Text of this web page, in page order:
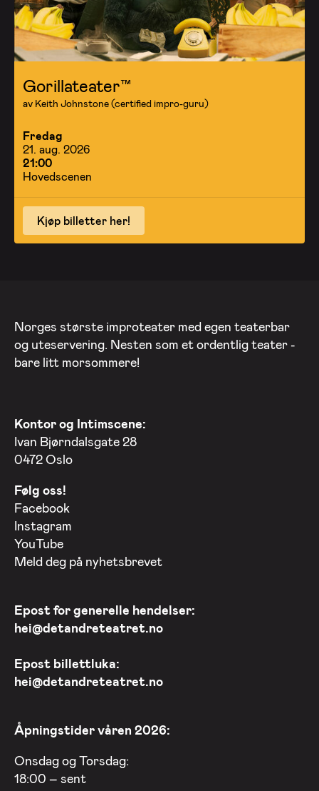
Gorillateater™
av Keith Johnstone (certified impro-guru)
Fredag
21. aug. 2026
21:00
Hovedscenen
Kjøp billetter her!
Norges største improteater med egen teaterbar
og uteservering. Nesten som et ordentlig teater -
bare litt morsommere!
Kontor og Intimscene:
Ivan Bjørndalsgate 28
0472 Oslo
Følg oss!
Facebook
Instagram
YouTube
Meld deg på nyhetsbrevet
Epost for generelle hendelser:
hei@detandreteatret.no
Epost billettluka:
hei@detandreteatret.no
Åpningstider våren 2026:
Onsdag og Torsdag:
18:00 – sent